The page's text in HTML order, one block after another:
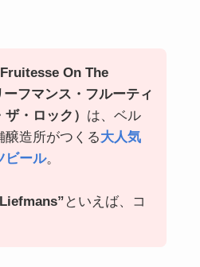
On The
フマンス・フルーティ
・ロック） は、ベル
醸造所がつくる大人気
ビール。
といえば、コ